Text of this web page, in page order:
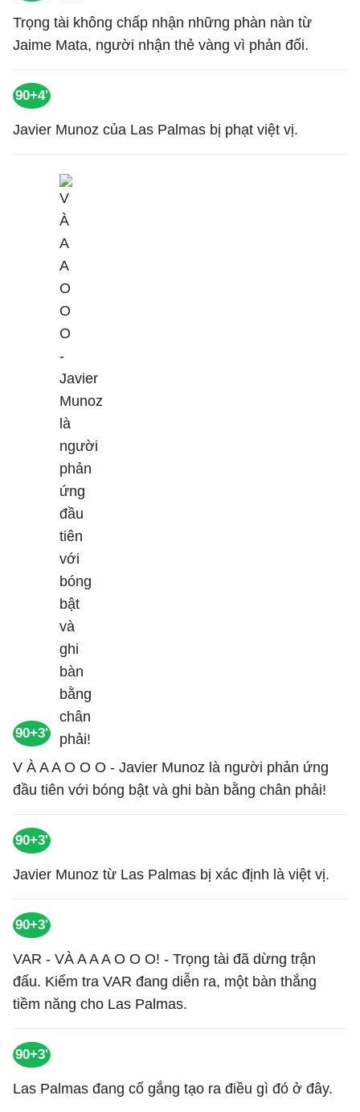
Trọng tài không chấp nhận những phàn nàn từ
Jaime Mata, người nhận thẻ vàng vì phản đối.
90+4'
Javier Munoz của Las Palmas bị phạt việt vị.
90+3'
V À A A O O O - Javier Munoz là người phản ứng
đầu tiên với bóng bật và ghi bàn bằng chân phải!
90+3'
Javier Munoz từ Las Palmas bị xác định là việt vị.
90+3'
VAR - VÀ A A A O O O! - Trọng tài đã dừng trận
đấu. Kiểm tra VAR đang diễn ra, một bàn thắng
tiềm năng cho Las Palmas.
90+3'
Las Palmas đang cố gắng tạo ra điều gì đó ở đây.